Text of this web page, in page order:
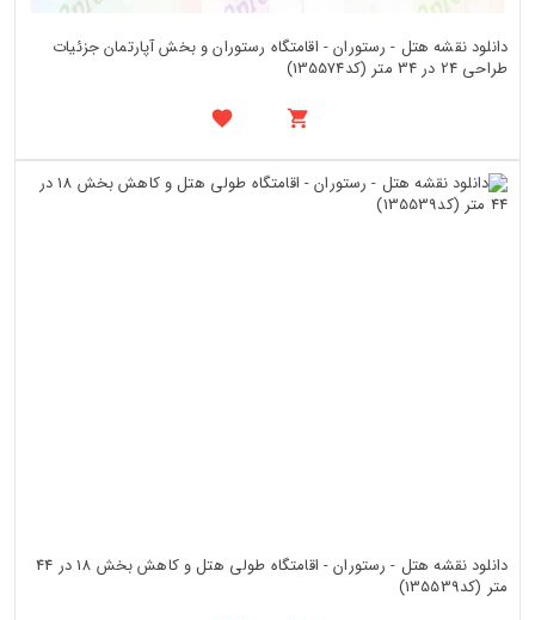
دانلود نقشه هتل - رستوران - اقامتگاه رستوران و بخش آپارتمان جزئیات
طراحی 24 در 34 متر (کد135574)
دانلود نقشه هتل - رستوران - اقامتگاه طولی هتل و کاهش بخش 18 در 44
متر (کد135539)